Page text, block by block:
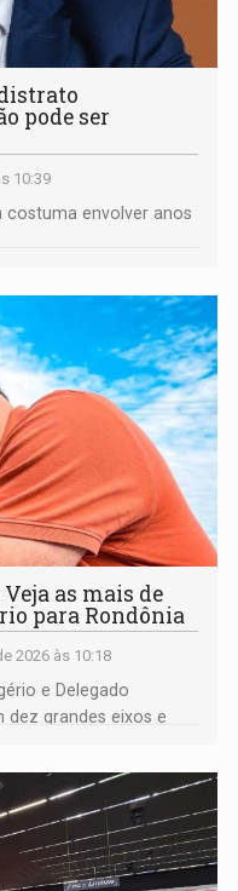
distrato
pode ser
10:39
envolver anos
Veja as mais de
para Rondônia
2026 às 10:18
e Delegado
dez grandes eixos e